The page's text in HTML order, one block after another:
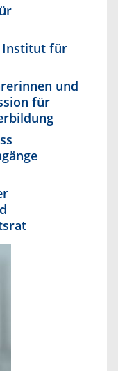
Institut für
und
für